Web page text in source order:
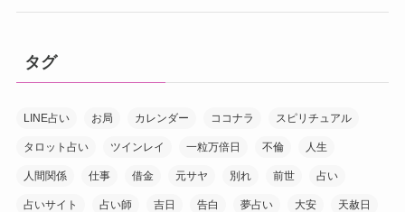
タグ
LINE占い お局 カレンダー ココナラ スピリチュアル
タロット占い ツインレイ 一粒万倍日 不倫 人生
人間関係 仕事 借金 元サヤ 別れ 前世 占い
占いサイト 占い師 吉日 告白 夢占い 大安 天赦日